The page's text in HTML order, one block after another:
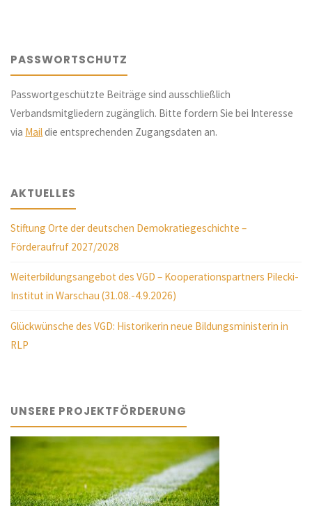
PASSWORTSCHUTZ
Passwortgeschützte Beiträge sind ausschließlich
Verbandsmitgliedern zugänglich. Bitte fordern Sie bei Interesse
via Maildie entsprechenden Zugangsdaten an.
AKTUELLES
Stiftung Orte der deutschen Demokratiegeschichte –
Förderaufruf 2027/2028
Weiterbildungsangebot des VGD – Kooperationspartners Pilecki-
Institut in Warschau (31.08.-4.9.2026)
Glückwünsche des VGD: Historikerin neue Bildungsministerin in
RLP
UNSERE PROJEKTFÖRDERUNG